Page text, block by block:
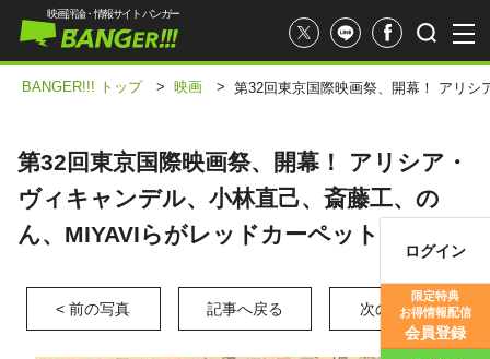
映画評価
映画評論・情報サイト バンガー
ログイン
限定特典
お得情報配信
会員登録
BANGER!!! トップ > 映画 > 第32回東京国際映画祭、開幕！ アリシ
第32回東京国際映画祭、開幕！ アリシア・
ヴィキャンデル、小林直己、斎藤工、の
ん、MIYAVIらがレッドカーペットに登場！
< 前の写真 記事へ戻る 次の写真 >